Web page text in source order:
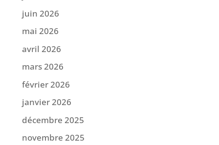
juin 2026
mai 2026
avril 2026
mars 2026
février 2026
janvier 2026
décembre 2025
novembre 2025